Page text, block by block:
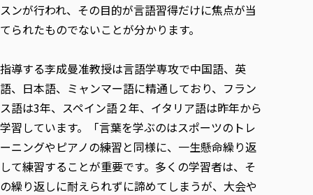
学生総合補償制度
スポーツ傷害保険
スンが行われ、その目的が言語習得だけに焦点が当
てられたものでないことが分かります。
指導する李成曼准教授は言語学専攻で中国語、英
語、日本語、ミャンマー語に精通しており、フラン
ス語は3年、スペイン語２年、イタリア語は昨年から
学習しています。「言葉を学ぶのはスポーツのトレ
ーニングやピアノの練習と同様に、一生懸命繰り返
して練習することが重要です。多くの学習者は、そ
の繰り返しに耐えられずに諦めてしまうが、大会や